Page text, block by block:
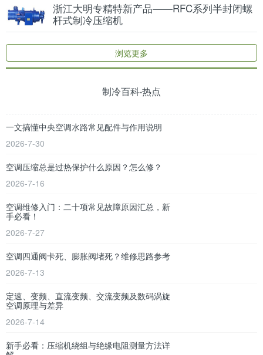
浙江大明专精特新产品——RFC系列半封闭螺
杆式制冷压缩机
浏览更多
制冷百科·热点
一文搞懂中央空调水路常见配件与作用说明
2026-7-30
空调压缩总是过热保护什么原因？怎么修？
2026-7-16
空调维修入门：二十项常见故障原因汇总，新
手必看！
2026-7-27
空调四通阀卡死、膨胀阀堵死？维修思路参考
2026-7-13
定速、变频、直流变频、交流变频及数码涡旋
空调原理与差异
2026-7-14
新手必看：压缩机绕组与绝缘电阻测量方法详